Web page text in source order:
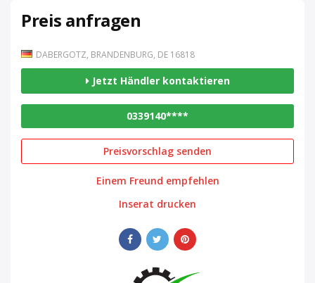
Preis anfragen
DABERGOTZ, BRANDENBURG, DE 16818
Jetzt Händler kontaktieren
0339140****
Preisvorschlag senden
Einem Freund empfehlen
Inserat drucken